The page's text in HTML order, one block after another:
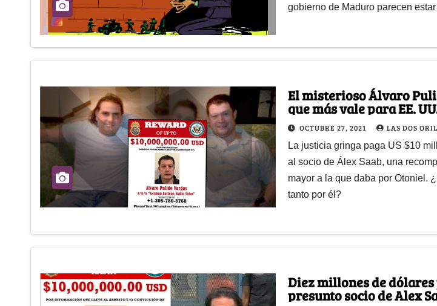
gobierno de Maduro parecen
El misterioso Álvaro
que más vale para EE.
OCTUBRE 27, 2021 LAS DOS
La justicia gringa paga US $10
al socio de Álex Saab, una
mayor a la que daba por Otoniel.
tanto por él?
Diez millones de
presunto socio de Alex